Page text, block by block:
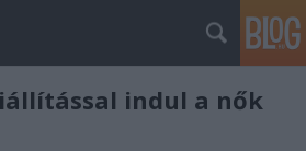
indul a nők